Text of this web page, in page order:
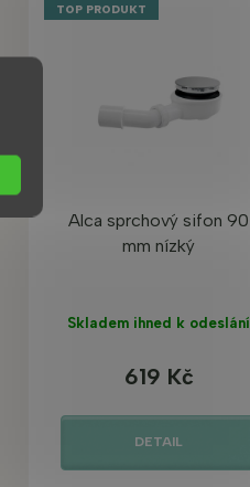
TOP PRODUKT
Alca sprchový sifon 90
mm nízký
Skladem ihned k odeslání
619 Kč
DETAIL